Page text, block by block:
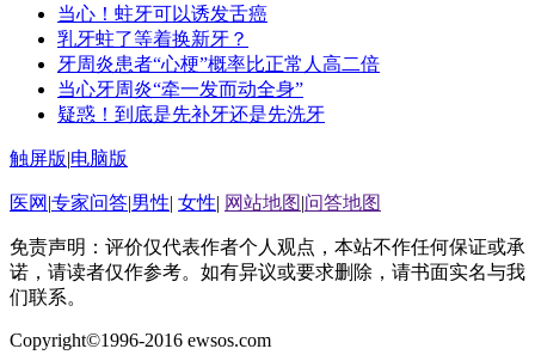
当心！蛀牙可以诱发舌癌
乳牙蛀了等着换新牙？
牙周炎患者“心梗”概率比正常人高二倍
当心牙周炎“牵一发而动全身”
疑惑！到底是先补牙还是先洗牙
触屏版|电脑版
医网 |专家问答|男性| 女性| 网站地图 |问答地图
免责声明：评价仅代表作者个人观点，本站不作任何保证或承
诺，请读者仅作参考。如有异议或要求删除，请书面实名与我
们联系。
Copyright©1996-2016 ewsos.com